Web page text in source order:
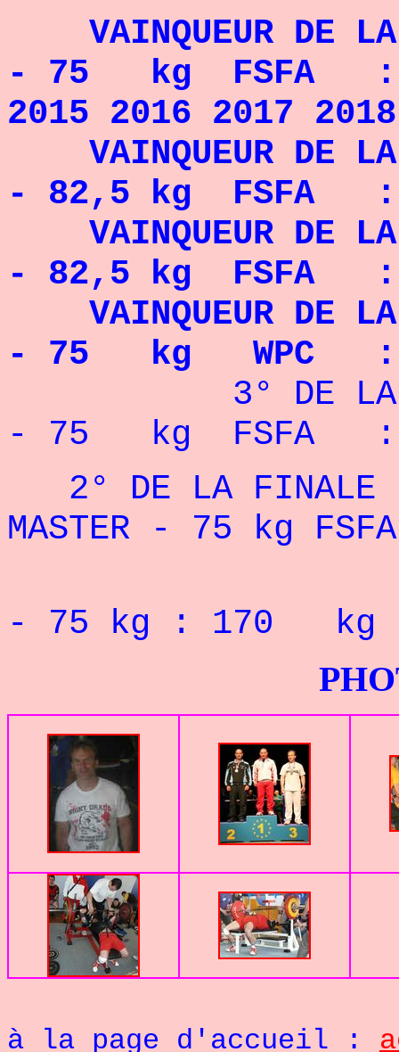
VAINQUEUR DE LA
- 75 kg FSFA :
2015 2016 2017 2018
VAINQUEUR DE LA
- 82,5 kg FSFA :
VAINQUEUR DE LA
- 82,5 kg FSFA :
VAINQUEUR DE
- 75 kg WPC :
3° DE LA
- 75 kg FSFA :
2° DE LA FINALE
MASTER - 75 kg
- 75 kg : 170 kg
PHOTOS
à la page d'accueil :